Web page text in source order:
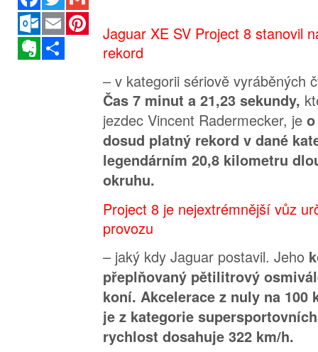
Outlook.com
Email
Evernote
Jaguar XE SV Project 8 stanovil
rekord
– v kategorii sériově vyráběných
Čas 7 minut a 21,23 sekundy,
jezdec Vincent Radermecker, je
dosud platný rekord v dané
legendárním 20,8 kilometru
okruhu.
Project 8 je nejextrémnější vůz
provozu
– jaký kdy Jaguar postavil. Jeho
přeplňovaný pětilitrový
koní. Akcelerace z nuly na 100
je z kategorie
rychlost dosahuje 322 km/h.